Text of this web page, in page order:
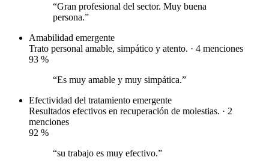
“Gran profesional del sector. Muy buena
persona.”
Amabilidad emergente
Trato personal amable, simpático y atento. · 4 menciones
93 %
“Es muy amable y muy simpática.”
Efectividad del tratamiento emergente
Resultados efectivos en recuperación de molestias. · 2
menciones
92 %
“su trabajo es muy efectivo.”